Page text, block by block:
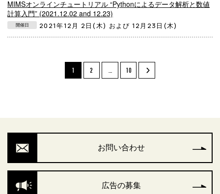
MIMSオンラインチュートリアル “Pythonによるデータ解析と数値
計算入門” (2021.12.02 and 12.23)
開催日 2021年12月 2日(木) および 12月23日(木)
1 2 … 10
お問い合わせ
広告の募集